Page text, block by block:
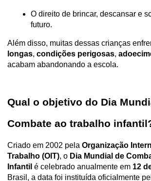
O direito de brincar, descansar e
futuro.
Além disso, muitas dessas crianças
longas, condições perigosas,
acabam abandonando a escola.
Qual o objetivo do Dia
Combate ao trabalho
Criado em 2002 pela Organização
Trabalho (OIT), o Dia Mundial de
Infantil é celebrado anualmente em 12
Brasil, a data foi instituída oficialmente